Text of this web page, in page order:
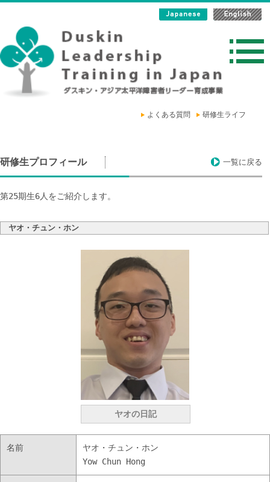
よくある質問 研修生ライフ
研修生プロフィール 一覧に戻る
第25期生6人をご紹介します。
ヤオ・チュン・ホン
ヤオの日記
名前
ヤオ・チュン・ホン
Yow Chun Hong